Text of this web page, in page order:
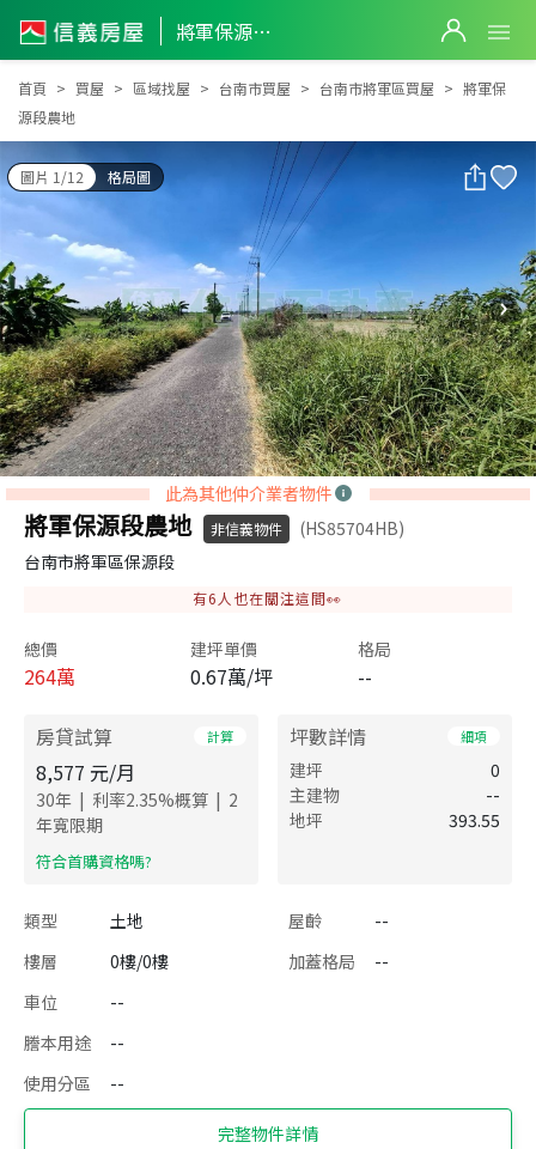
將軍保源段農地
將軍保源段農地
首頁 買屋 區域找屋 台南市買屋 台南市將軍區買屋
將軍保
源段農地
圖片 1/12 格局圖
此為其他仲介業者物件
將軍保源段農地 非信義物件
(HS85704HB)
台南市將軍區保源段
有6 人也在關注這間👀
總價
264萬
建坪單價
0.67萬/坪
格局
--
房貸試算 計算
8,577 元/月
30年 | 利率2.35%概算 | 2
年寬限期
​符合首購資格嗎?
坪數詳情 細項
建坪
0
主建物
--
地坪
393.55
類型 土地 屋齡
--
樓層
0樓/0樓 加蓋格局
--
車位
--
謄本用途
--
使用分區
--
完整物件詳情